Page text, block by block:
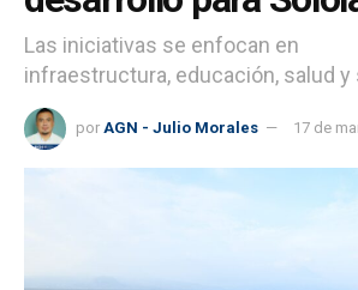
Las iniciativas se enfocan en
infraestructura, educación, salud y
por AGN - Julio Morales 17 de